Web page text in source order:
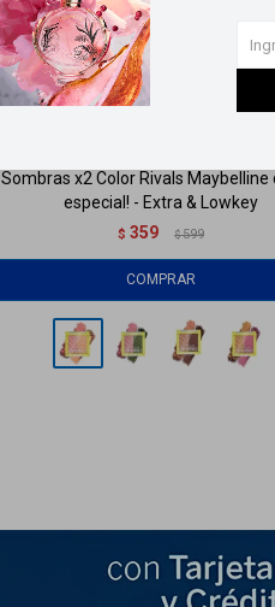
Sombras x2 Color Rivals
especial! - Extra & Lowkey
$ 359 $ 599